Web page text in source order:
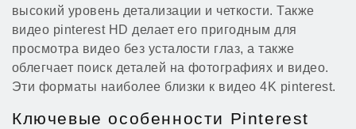
высокий уровень детализации и четкости. Также
видео pinterest HD делает его пригодным для
просмотра видео без усталости глаз, а также
облегчает поиск деталей на фотографиях и видео.
Эти форматы наиболее близки к видео 4K pinterest.
Ключевые особенности Pinterest